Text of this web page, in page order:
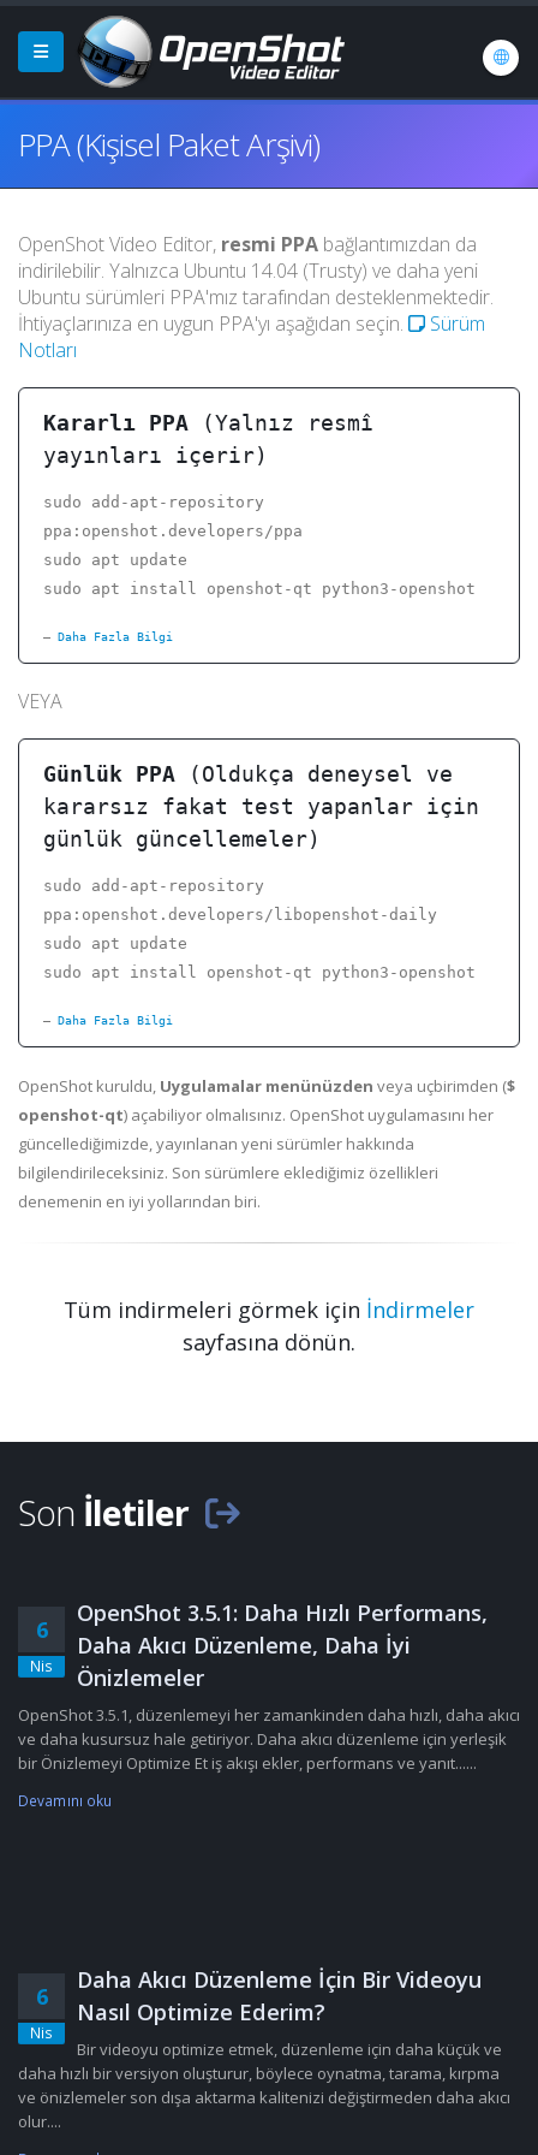
PPA (Kişisel Paket Arşivi)
OpenShot Video Editor, resmi PPA bağlantımızdan da
indirilebilir. Yalnızca Ubuntu 14.04 (Trusty) ve daha yeni
Ubuntu sürümleri PPA'mız tarafından desteklenmektedir.
İhtiyaçlarınıza en uygun PPA'yı aşağıdan seçin.
Sürüm
Notları
Kararlı PPA (Yalnız resmî
yayınları içerir)
sudo add-apt-repository
ppa:openshot.developers/ppa
sudo apt update
sudo apt install openshot-qt python3-openshot
Daha Fazla Bilgi
VEYA
Günlük PPA (Oldukça deneysel ve
kararsız fakat test yapanlar için
günlük güncellemeler)
sudo add-apt-repository
ppa:openshot.developers/libopenshot-daily
sudo apt update
sudo apt install openshot-qt python3-openshot
Daha Fazla Bilgi
OpenShot kuruldu, Uygulamalar menünüzden veya uçbirimden ($
openshot-qt) açabiliyor olmalısınız. OpenShot uygulamasını her
güncellediğimizde, yayınlanan yeni sürümler hakkında
bilgilendirileceksiniz. Son sürümlere eklediğimiz özellikleri
denemenin en iyi yollarından biri.
Tüm indirmeleri görmek için İndirmeler
sayfasına dönün.
Son İletiler
6
Nis
OpenShot 3.5.1: Daha Hızlı Performans,
Daha Akıcı Düzenleme, Daha İyi
Önizlemeler
OpenShot 3.5.1, düzenlemeyi her zamankinden daha hızlı, daha akıcı
ve daha kusursuz hale getiriyor. Daha akıcı düzenleme için yerleşik
bir Önizlemeyi Optimize Et iş akışı ekler, performans ve yanıt......
Devamını oku
6
Nis
Daha Akıcı Düzenleme İçin Bir Videoyu
Nasıl Optimize Ederim?
Bir videoyu optimize etmek, düzenleme için daha küçük ve
daha hızlı bir versiyon oluşturur, böylece oynatma, tarama, kırpma
ve önizlemeler son dışa aktarma kalitenizi değiştirmeden daha akıcı
olur....